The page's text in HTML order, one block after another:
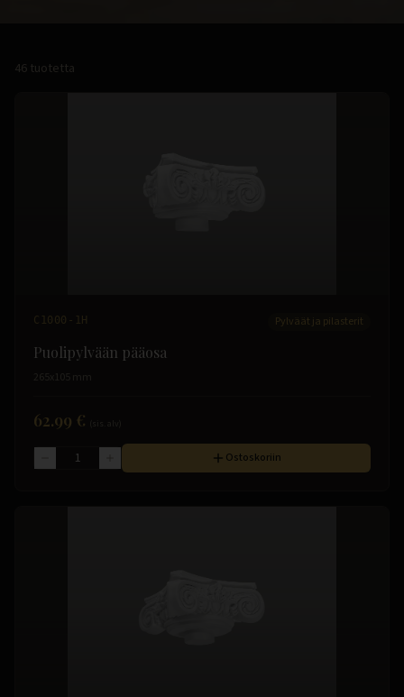
46 tuotetta
C1000-1H Pylväät ja pilasterit
Puolipylvään pääosa
265x105 mm
62.99 €
Ostoskoriin